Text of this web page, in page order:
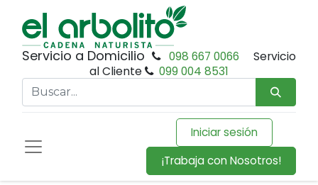
Servicio a Domicilio 098 667 0066
Servicio
al Cliente
099 004 8531
Iniciar sesión
¡Trabaja con Nosotros!